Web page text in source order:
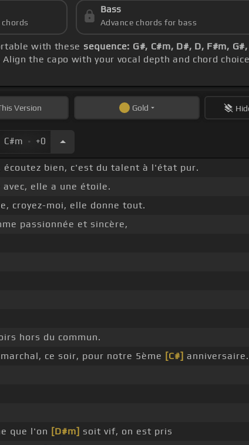
Bass
Advance chords for bass
with these sequence: G#, C#m, D#, D, F#m,
Align the capo with your vocal depth and chord
Version Gold
C#m . +0
écoutez bien, c'est du talent à l'état pur.
elle a une étoile.
croyez-moi, elle donne tout.
passionnée et sincère,
hors du commun.
ce soir, pour notre 5ème [C#] anniversaire.
que l'on [D#m] soit vif, on est pris